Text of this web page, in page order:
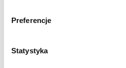
Preferencje
Statystyka
Robotyka w rehabilitacji
Dla rehabilitacji
Filmy